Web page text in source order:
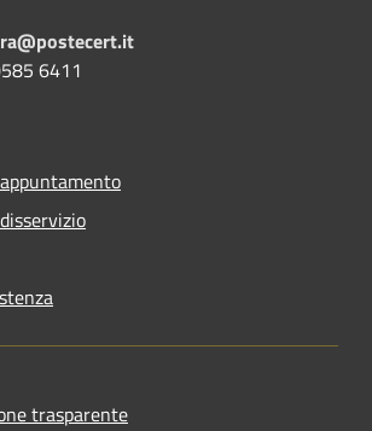
6411
trasparente